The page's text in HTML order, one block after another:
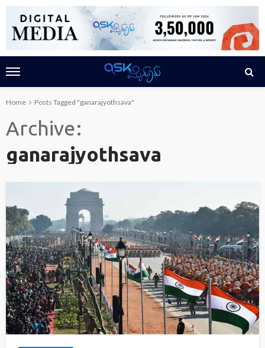
Home Posts Tagged "ganarajyothsava"
Archive
ganarajyothsava